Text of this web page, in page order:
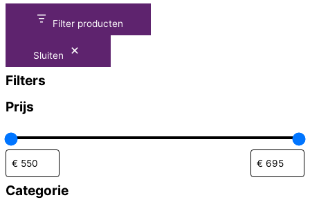
Filter producten
Sluiten
Filters
Prijs
Categorie